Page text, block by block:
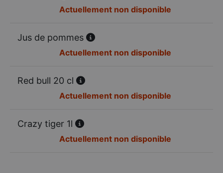
Actuellement non disponible
Jus de pommes
Actuellement non disponible
Red bull 20 cl
Actuellement non disponible
Crazy tiger 1l
Actuellement non disponible